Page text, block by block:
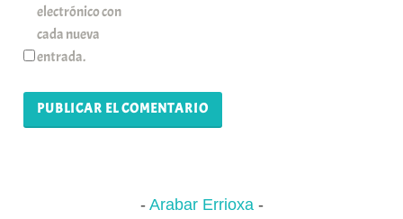
electrónico con
cada nueva
entrada.
Arabar Errioxa